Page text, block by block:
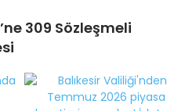
309 Sözleşmeli